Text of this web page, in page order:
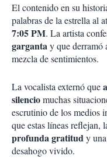
El contenido en su
palabras de la estrella al
7:05 PM. La artista
gargantay que derramó
mezcla de sentimientos.
La vocalista externó que
silenciomuchas
escrutinio de los medios
que estas líneas reflejan,
profunda gratitudy
desahogo vivido.